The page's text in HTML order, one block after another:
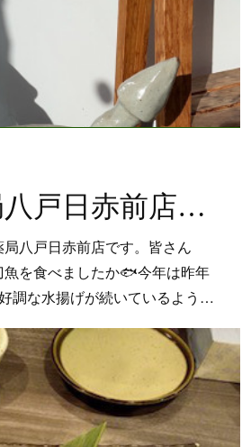
仙真堂薬局八戸日赤前店 今年の秋刀魚は食べましたか？
八戸日赤前店です。皆さん
を食べましたか🐟今年は昨年
調な水揚げが続いているよう…